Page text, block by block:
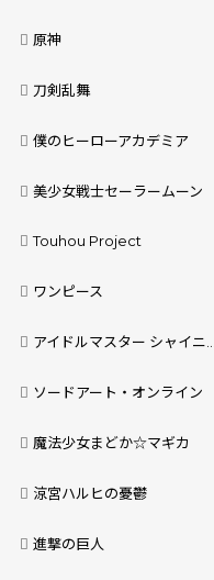
原神
刀剣乱舞
僕のヒーローアカデミア
美少女戦士セーラームーン
Touhou Project
ワンピース
アイドルマスター シャイニーカラーズ
ソードアート・オンライン
魔法少女まどか☆マギカ
涼宮ハルヒの憂鬱
進撃の巨人